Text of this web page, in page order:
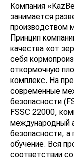
Компания
занимается
производством
Принцип
качества «от
себя
откормочную
комплекс. На
современные
безопасности
FSSC 22000,
международный
безопасности,
обучение. Вся
соответствии